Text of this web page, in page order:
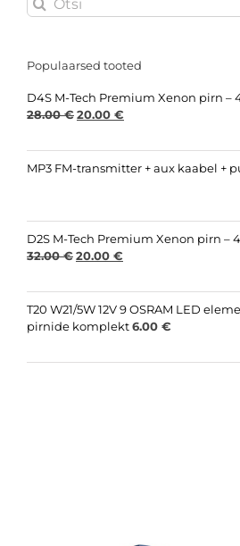
for:
Populaarsed tooted
D4S M-Tech Premium Xenon pirn –
28.00€Original
was:
28.00 €.
20.00 €
is:
20.00 €.
MP3 FM-transmitter + aux kaabel +
D2S M-Tech Premium Xenon pirn –
32.00€Original
was:
32.00 €.
20.00 €
is:
20.00 €.
T20 W21/5W 12V 9 OSRAM LED
pirnide komplekt6.00 €